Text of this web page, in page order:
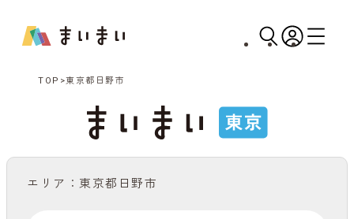
TOP 東京都日野市
エリア：東京都日野市